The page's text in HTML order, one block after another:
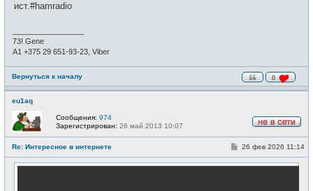
0
ист.#hamradio
73! Gene
А1 +375 29 651-93-23, Viber
Вернуться к началу
eu1aq
е
в
с
Сообщения: 974
Зарегистрирован: 26 май 2013 10:07
Re: Интересное в интернете
С
о
26 фев 2026 11:14